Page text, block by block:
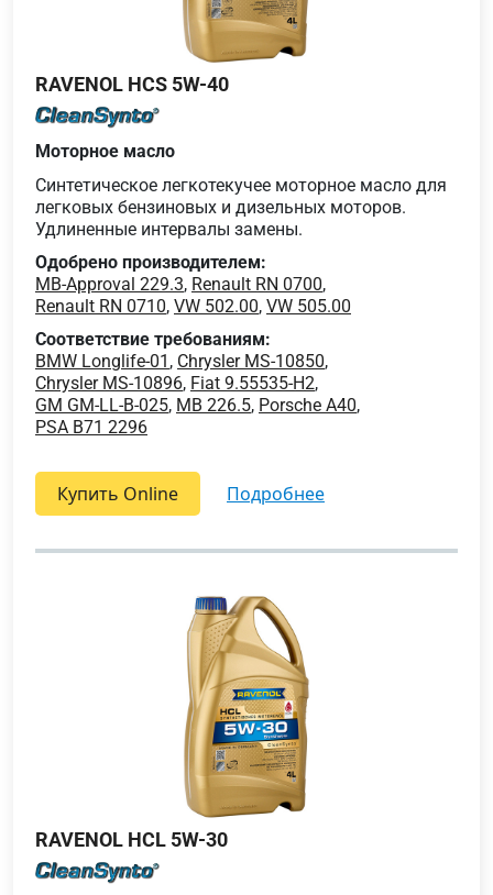
RAVENOL HCS 5W-40
Моторное масло
Синтетическое легкотекучее моторное масло для
легковых бензиновых и дизельных моторов.
Удлиненные интервалы замены.
Одобрено производителем:
MB-Approval 229.3, Renault RN 0700,
Renault RN 0710, VW 502.00, VW 505.00
Соответствие требованиям:
BMW Longlife-01 , Chrysler MS-10850,
Chrysler MS-10896, Fiat 9.55535-H2,
GM GM-LL-B-025, MB 226.5, Porsche A40,
PSA B71 2296
Купить Online подробнее
RAVENOL HCL 5W-30